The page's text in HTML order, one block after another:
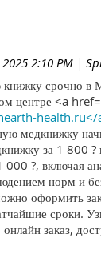
2:10 PM |
срочно в
центре <a
health.ru</
медкнижку
за 1 800 ?
000 ?, включая
норм и
оформить
сроки.
заказ,